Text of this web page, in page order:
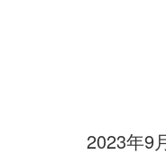
2023年9